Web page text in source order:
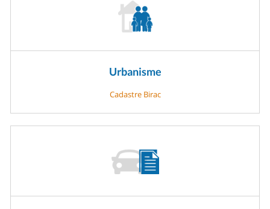
Urbanisme
Cadastre Birac